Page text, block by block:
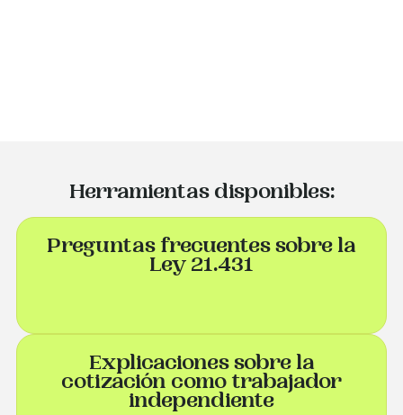
Herramientas disponibles:
Preguntas frecuentes sobre la
Ley 21.431
Explicaciones sobre la
cotización como trabajador
independiente